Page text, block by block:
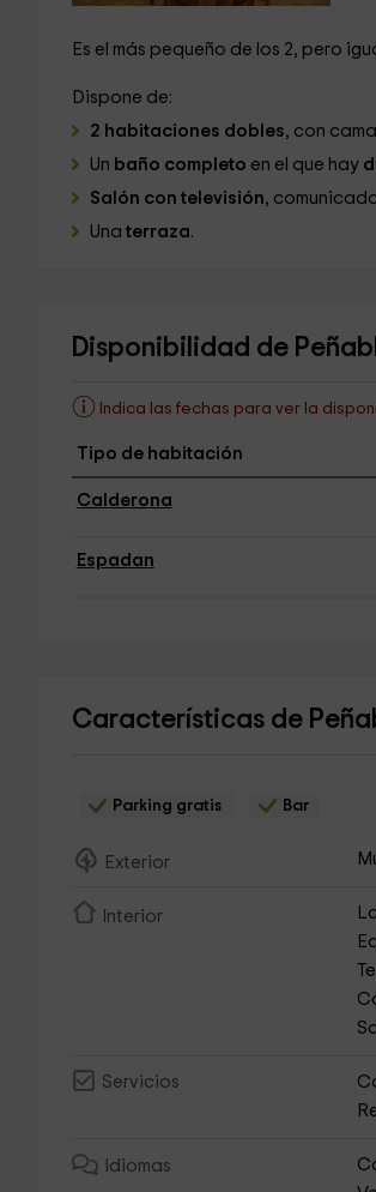
Es el más pequeño de los 2, pero
Dispone de:
2 habitaciones dobles, con
Un baño completo en el que hay
Salón con televisión,
Una terraza.
Disponibilidad de
Indica las fechas para ver la
Tipo de habitación
Calderona
Espadan
Características de
Parking gratis Bar
Exterior
Interior
Servicios
Idiomas